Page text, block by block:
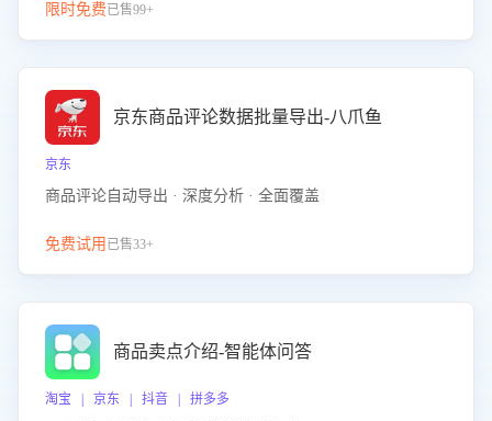
限时免费已售99+
京东商品评论数据批量导出-八爪鱼
京东
商品评论自动导出 · 深度分析 · 全面覆盖
免费试用 已售33+
商品卖点介绍-智能体问答
淘宝 | 京东 | 抖音 | 拼多多